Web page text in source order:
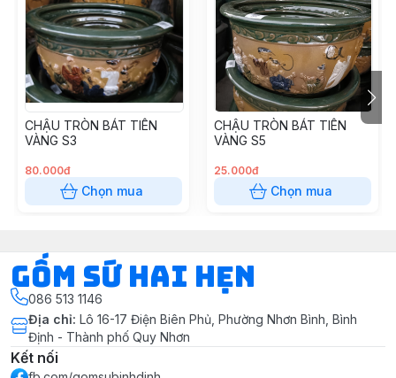
CHẬU TRÒN BÁT TIÊN
VÀNG S3
80.000đ
Chọn mua
CHẬU TRÒN BÁT TIÊN
VÀNG S5
25.000đ
Chọn mua
Gốm Sứ Hai Hẹn
086 513 1146
Địa chỉ: Lô 16-17 Điện Biên Phủ, Phường Nhơn Bình, Bình
Định - Thành phố Quy Nhơn
Kết nối